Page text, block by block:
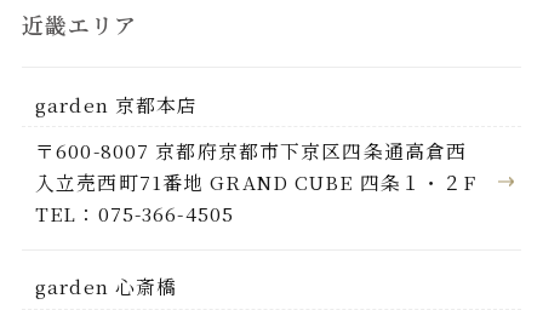
近畿エリア
garden 京都本店
〒600-8007 京都府京都市下京区四条通高倉西
入立売西町71番地 GRAND CUBE 四条１・２F
TEL：075-366-4505
garden 心斎橋